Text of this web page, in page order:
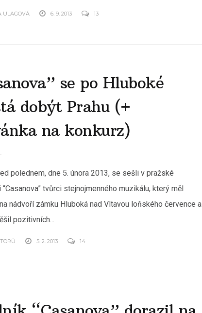
ULAGOVÁ 6. 9. 2013 13
se po Hluboké
dobýt Prahu (+
na konkurz)
polednem, dne 5. února 2013, se sešli v pražské
“Casanova” tvůrci stejnojmenného muzikálu, který měl
nádvoří zámku Hluboká nad Vltavou loňského července a
pozitivních...
5. 2. 2013 14